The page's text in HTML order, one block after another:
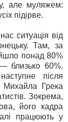
але муляжем:
підірве.
ситуація від
Там, за
понад 80%
близько 60%.
після
Михайла Грека
Зокрема,
його кадра
працюють у